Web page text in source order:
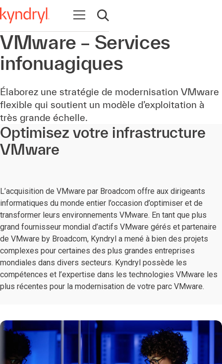
Ouvrir la navigation
Ouvrir la recherche
VMware – Services
infonuagiques
Élaborez une stratégie de modernisation VMware
flexible qui soutient un modèle d’exploitation à
très grande échelle.
Optimisez votre infrastructure
VMware
L’acquisition de VMware par Broadcom offre aux dirigeants
informatiques du monde entier l’occasion d’optimiser et de
transformer leurs environnements VMware. En tant que plus
grand fournisseur mondial d’actifs VMware gérés et partenaire
de VMware by Broadcom, Kyndryl a mené à bien des projets
complexes pour certaines des plus grandes entreprises
mondiales dans divers secteurs. Kyndryl possède les
compétences et l’expertise dans les technologies VMware les
plus récentes pour la modernisation de votre parc VMware.